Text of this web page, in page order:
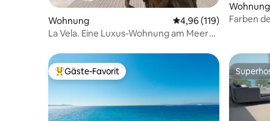
Wohnung Durchschnittliche
4,96 (119)
La Vela. Eine Luxus-Wohnung am Meer
Wohnung
Farben
Beliebter Gäste-Favorit.
Gäste-Favorit